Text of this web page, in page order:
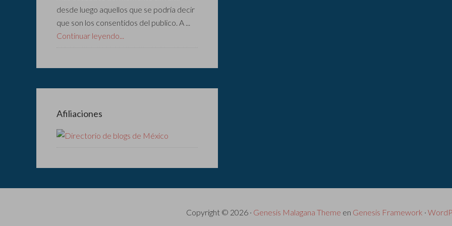
desde luego aquellos que se podría decir
que son los consentidos del publico. A ...
Continuar leyendo...
Afiliaciones
Copyright © 2026 · Genesis Malagana Theme en Genesis Framework ·